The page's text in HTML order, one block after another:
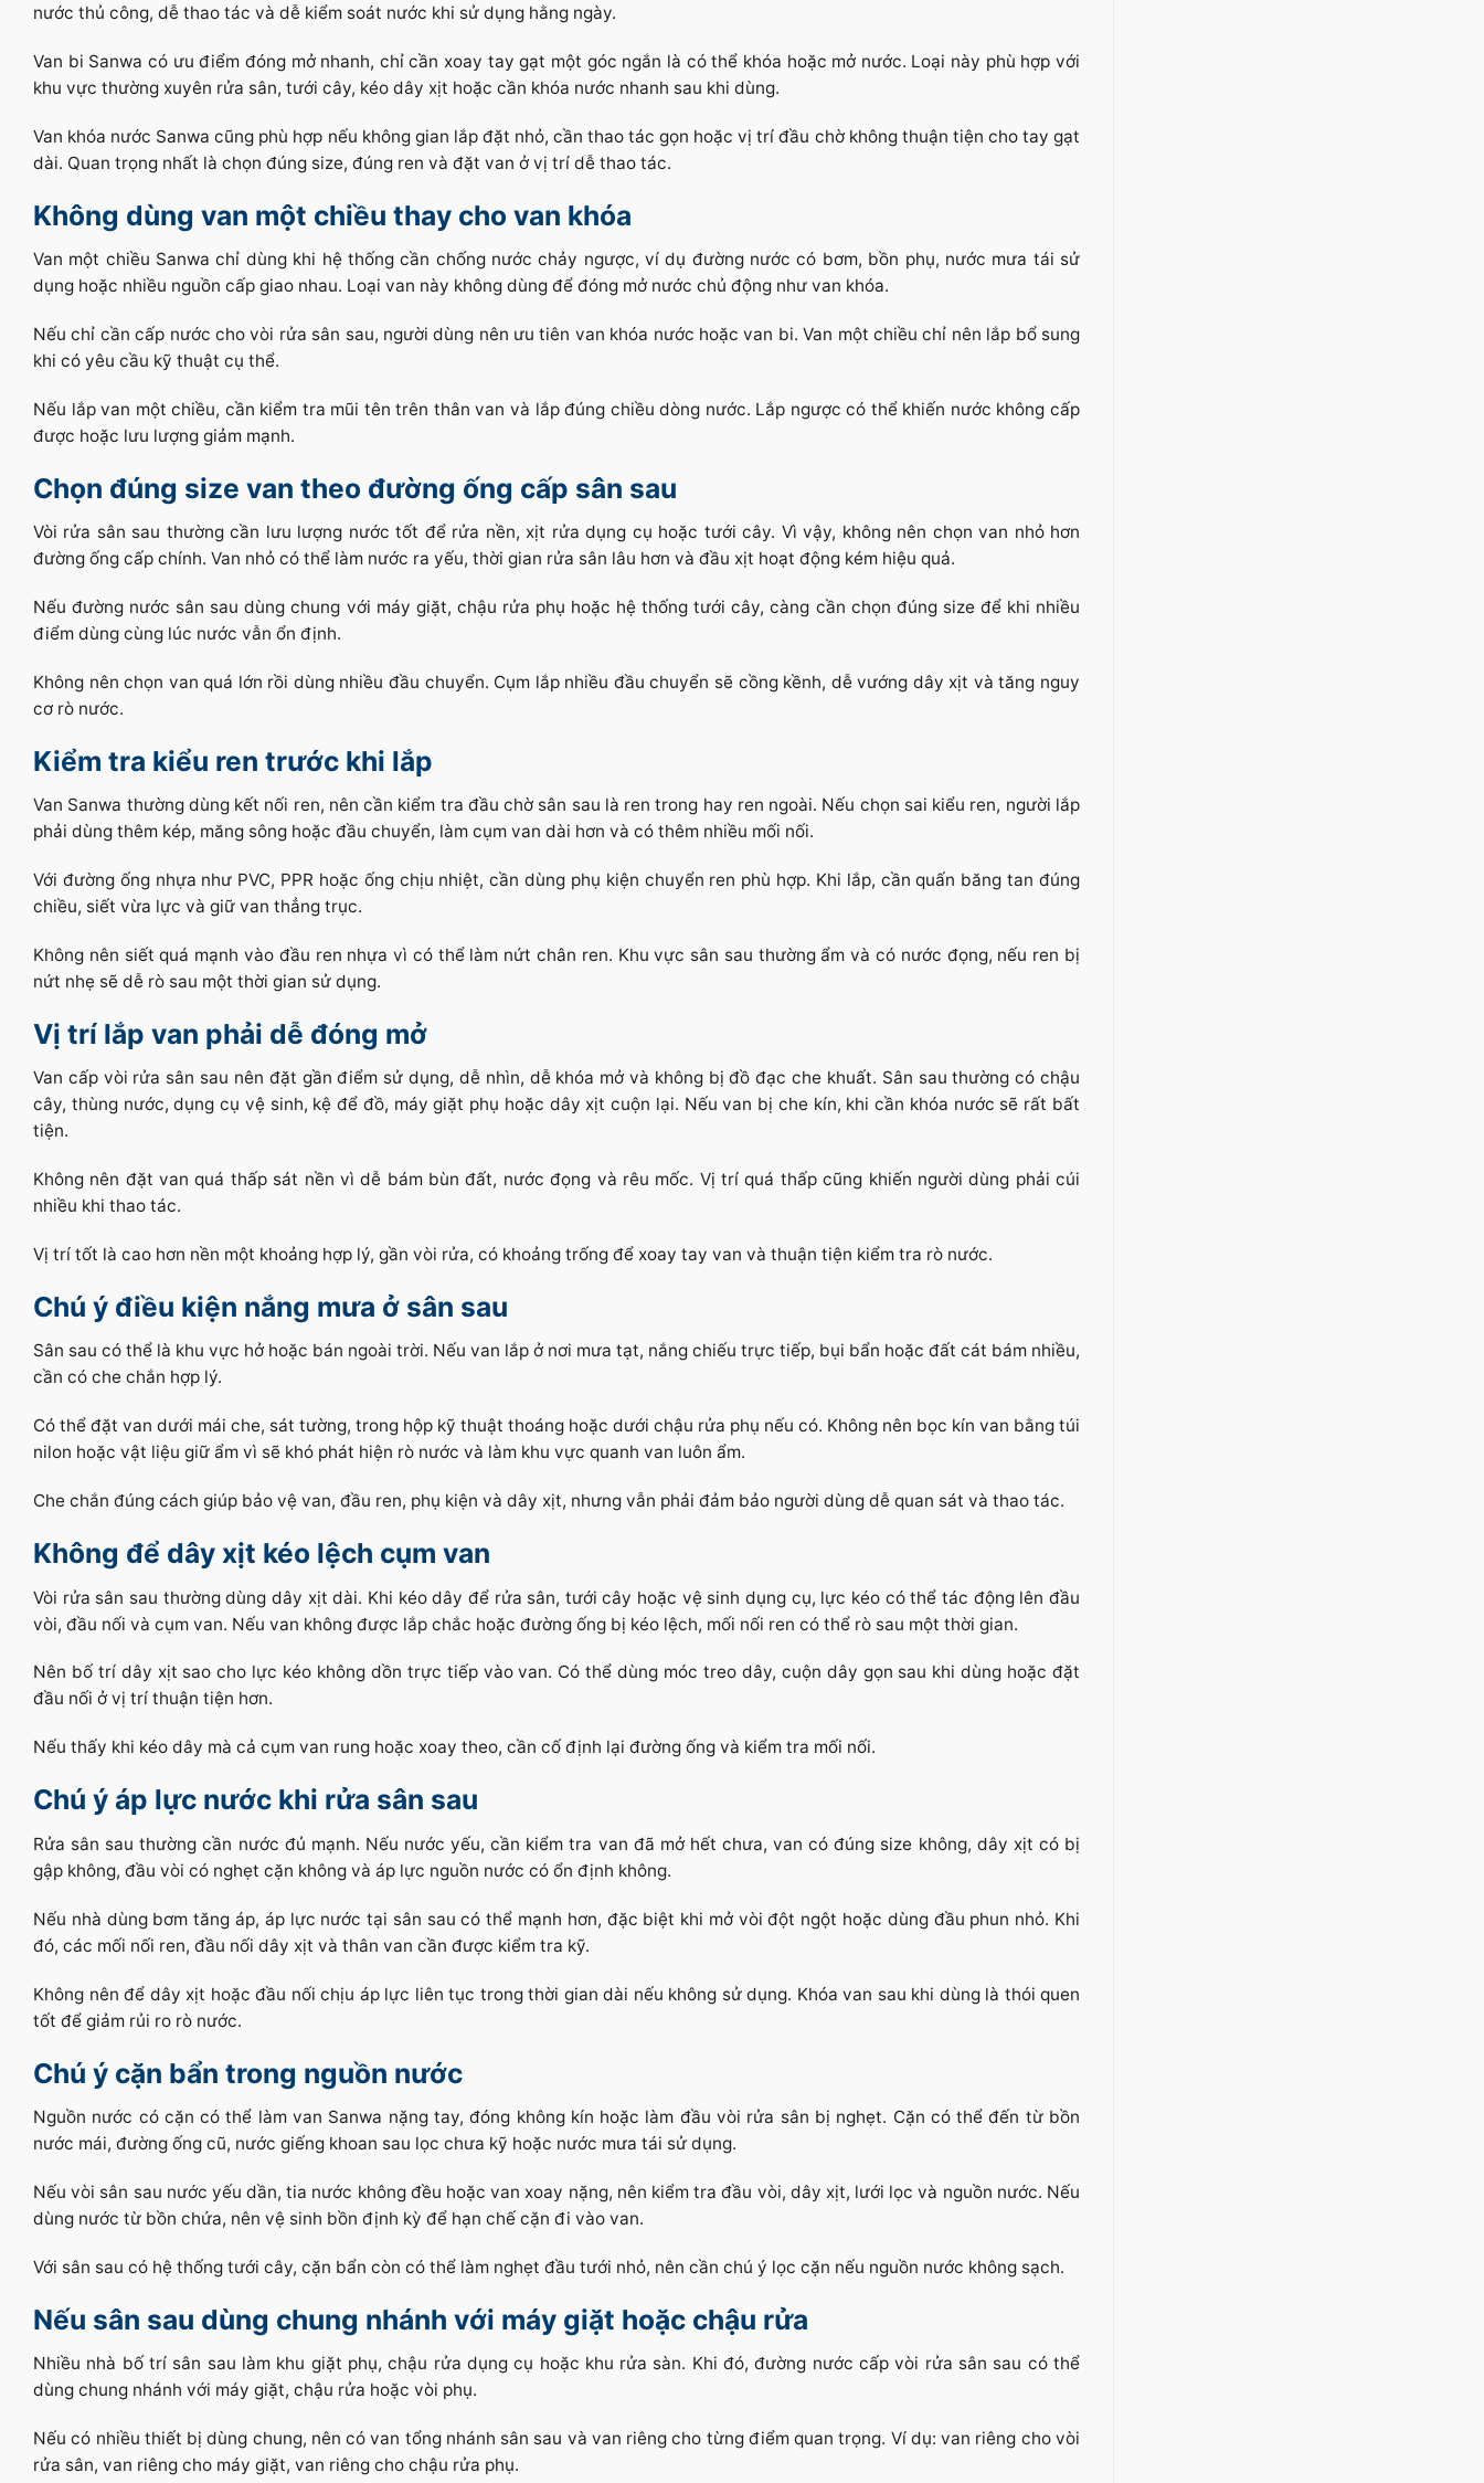
nước thủ công, dễ thao tác và dễ kiểm soát nước khi sử dụng hằng ngày.
Van bi Sanwa có ưu điểm đóng mở nhanh, chỉ cần xoay tay gạt một góc ngắn là có thể khóa hoặc mở nước. Loại này phù hợp với
khu vực thường xuyên rửa sân, tưới cây, kéo dây xịt hoặc cần khóa nước nhanh sau khi dùng.
Van khóa nước Sanwa cũng phù hợp nếu không gian lắp đặt nhỏ, cần thao tác gọn hoặc vị trí đầu chờ không thuận tiện cho tay gạt
dài. Quan trọng nhất là chọn đúng size, đúng ren và đặt van ở vị trí dễ thao tác.
Không dùng van một chiều thay cho van khóa
Van một chiều Sanwa chỉ dùng khi hệ thống cần chống nước chảy ngược, ví dụ đường nước có bơm, bồn phụ, nước mưa tái sử
dụng hoặc nhiều nguồn cấp giao nhau. Loại van này không dùng để đóng mở nước chủ động như van khóa.
Nếu chỉ cần cấp nước cho vòi rửa sân sau, người dùng nên ưu tiên van khóa nước hoặc van bi. Van một chiều chỉ nên lắp bổ sung
khi có yêu cầu kỹ thuật cụ thể.
Nếu lắp van một chiều, cần kiểm tra mũi tên trên thân van và lắp đúng chiều dòng nước. Lắp ngược có thể khiến nước không cấp
được hoặc lưu lượng giảm mạnh.
Chọn đúng size van theo đường ống cấp sân sau
Vòi rửa sân sau thường cần lưu lượng nước tốt để rửa nền, xịt rửa dụng cụ hoặc tưới cây. Vì vậy, không nên chọn van nhỏ hơn
đường ống cấp chính. Van nhỏ có thể làm nước ra yếu, thời gian rửa sân lâu hơn và đầu xịt hoạt động kém hiệu quả.
Nếu đường nước sân sau dùng chung với máy giặt, chậu rửa phụ hoặc hệ thống tưới cây, càng cần chọn đúng size để khi nhiều
điểm dùng cùng lúc nước vẫn ổn định.
Không nên chọn van quá lớn rồi dùng nhiều đầu chuyển. Cụm lắp nhiều đầu chuyển sẽ cồng kềnh, dễ vướng dây xịt và tăng nguy
cơ rò nước.
Kiểm tra kiểu ren trước khi lắp
Van Sanwa thường dùng kết nối ren, nên cần kiểm tra đầu chờ sân sau là ren trong hay ren ngoài. Nếu chọn sai kiểu ren, người lắp
phải dùng thêm kép, măng sông hoặc đầu chuyển, làm cụm van dài hơn và có thêm nhiều mối nối.
Với đường ống nhựa như PVC, PPR hoặc ống chịu nhiệt, cần dùng phụ kiện chuyển ren phù hợp. Khi lắp, cần quấn băng tan đúng
chiều, siết vừa lực và giữ van thẳng trục.
Không nên siết quá mạnh vào đầu ren nhựa vì có thể làm nứt chân ren. Khu vực sân sau thường ẩm và có nước đọng, nếu ren bị
nứt nhẹ sẽ dễ rò sau một thời gian sử dụng.
Vị trí lắp van phải dễ đóng mở
Van cấp vòi rửa sân sau nên đặt gần điểm sử dụng, dễ nhìn, dễ khóa mở và không bị đồ đạc che khuất. Sân sau thường có chậu
cây, thùng nước, dụng cụ vệ sinh, kệ để đồ, máy giặt phụ hoặc dây xịt cuộn lại. Nếu van bị che kín, khi cần khóa nước sẽ rất bất
tiện.
Không nên đặt van quá thấp sát nền vì dễ bám bùn đất, nước đọng và rêu mốc. Vị trí quá thấp cũng khiến người dùng phải cúi
nhiều khi thao tác.
Vị trí tốt là cao hơn nền một khoảng hợp lý, gần vòi rửa, có khoảng trống để xoay tay van và thuận tiện kiểm tra rò nước.
Chú ý điều kiện nắng mưa ở sân sau
Sân sau có thể là khu vực hở hoặc bán ngoài trời. Nếu van lắp ở nơi mưa tạt, nắng chiếu trực tiếp, bụi bẩn hoặc đất cát bám nhiều,
cần có che chắn hợp lý.
Có thể đặt van dưới mái che, sát tường, trong hộp kỹ thuật thoáng hoặc dưới chậu rửa phụ nếu có. Không nên bọc kín van bằng túi
nilon hoặc vật liệu giữ ẩm vì sẽ khó phát hiện rò nước và làm khu vực quanh van luôn ẩm.
Che chắn đúng cách giúp bảo vệ van, đầu ren, phụ kiện và dây xịt, nhưng vẫn phải đảm bảo người dùng dễ quan sát và thao tác.
Không để dây xịt kéo lệch cụm van
Vòi rửa sân sau thường dùng dây xịt dài. Khi kéo dây để rửa sân, tưới cây hoặc vệ sinh dụng cụ, lực kéo có thể tác động lên đầu
vòi, đầu nối và cụm van. Nếu van không được lắp chắc hoặc đường ống bị kéo lệch, mối nối ren có thể rò sau một thời gian.
Nên bố trí dây xịt sao cho lực kéo không dồn trực tiếp vào van. Có thể dùng móc treo dây, cuộn dây gọn sau khi dùng hoặc đặt
đầu nối ở vị trí thuận tiện hơn.
Nếu thấy khi kéo dây mà cả cụm van rung hoặc xoay theo, cần cố định lại đường ống và kiểm tra mối nối.
Chú ý áp lực nước khi rửa sân sau
Rửa sân sau thường cần nước đủ mạnh. Nếu nước yếu, cần kiểm tra van đã mở hết chưa, van có đúng size không, dây xịt có bị
gập không, đầu vòi có nghẹt cặn không và áp lực nguồn nước có ổn định không.
Nếu nhà dùng bơm tăng áp, áp lực nước tại sân sau có thể mạnh hơn, đặc biệt khi mở vòi đột ngột hoặc dùng đầu phun nhỏ. Khi
đó, các mối nối ren, đầu nối dây xịt và thân van cần được kiểm tra kỹ.
Không nên để dây xịt hoặc đầu nối chịu áp lực liên tục trong thời gian dài nếu không sử dụng. Khóa van sau khi dùng là thói quen
tốt để giảm rủi ro rò nước.
Chú ý cặn bẩn trong nguồn nước
Nguồn nước có cặn có thể làm van Sanwa nặng tay, đóng không kín hoặc làm đầu vòi rửa sân bị nghẹt. Cặn có thể đến từ bồn
nước mái, đường ống cũ, nước giếng khoan sau lọc chưa kỹ hoặc nước mưa tái sử dụng.
Nếu vòi sân sau nước yếu dần, tia nước không đều hoặc van xoay nặng, nên kiểm tra đầu vòi, dây xịt, lưới lọc và nguồn nước. Nếu
dùng nước từ bồn chứa, nên vệ sinh bồn định kỳ để hạn chế cặn đi vào van.
Với sân sau có hệ thống tưới cây, cặn bẩn còn có thể làm nghẹt đầu tưới nhỏ, nên cần chú ý lọc cặn nếu nguồn nước không sạch.
Nếu sân sau dùng chung nhánh với máy giặt hoặc chậu rửa
Nhiều nhà bố trí sân sau làm khu giặt phụ, chậu rửa dụng cụ hoặc khu rửa sàn. Khi đó, đường nước cấp vòi rửa sân sau có thể
dùng chung nhánh với máy giặt, chậu rửa hoặc vòi phụ.
Nếu có nhiều thiết bị dùng chung, nên có van tổng nhánh sân sau và van riêng cho từng điểm quan trọng. Ví dụ: van riêng cho vòi
rửa sân, van riêng cho máy giặt, van riêng cho chậu rửa phụ.